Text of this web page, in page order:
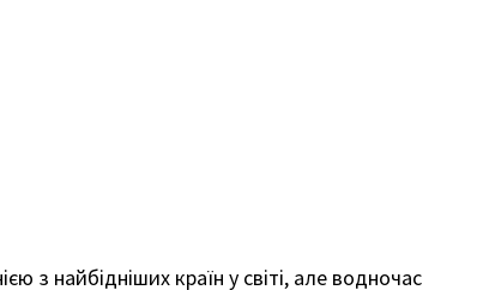
з найбідніших країн у світі, але водночас